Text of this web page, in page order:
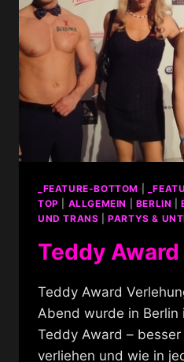
_FEATURE-BOTTOM
TOP
ALLGEMEIN BERLIN |
UND TRANS |PARTYS &
Teddy
Teddy Award
Abend wurde in
Teddy Award –
verliehen und wie in